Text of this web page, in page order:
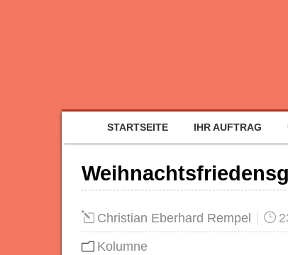
STARTSEITE IHR AUFTRAG
Christian Eberhard Rempel
Kolumne